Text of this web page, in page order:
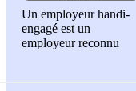
Un employeur handi-
engagé est un
employeur reconnu